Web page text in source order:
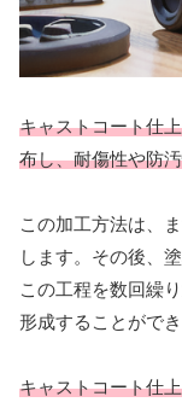
キャストコート仕
布し、耐傷性や防
この加工方法は、
します。その後、
この工程を数回繰
形成することができ
キャストコート仕